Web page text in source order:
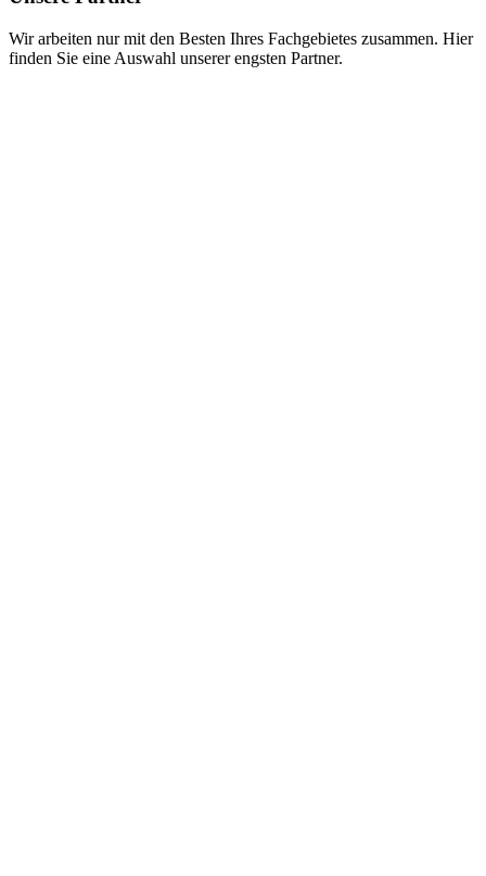
Wir arbeiten nur mit den Besten Ihres Fachgebietes zusammen. Hier
finden Sie eine Auswahl unserer engsten Partner.